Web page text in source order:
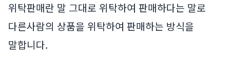
위탁판매란 말 그대로 위탁하여 판매하다는 말로
다른사람의 상품을 위탁하여 판매하는 방식을
말합니다.